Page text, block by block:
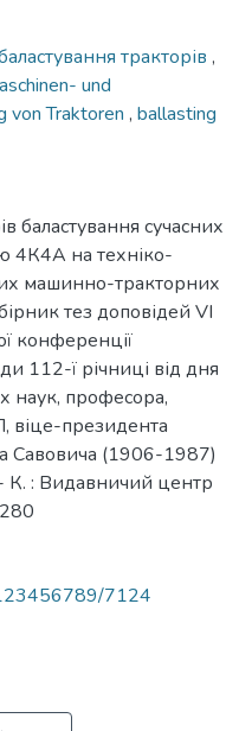
тракторів ,
und
von Traktoren , ballasting
баластування сучасних
4К4А на техніко-
машинно-тракторних
тез доповідей VI
конференції
112-ї річниці від дня
наук, професора,
віце-президента
(1906-1987)
К. : Видавничий центр
7124